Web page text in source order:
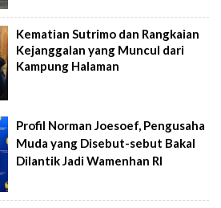
Kematian Sutrimo dan Rangkaian
Kejanggalan yang Muncul dari
Kampung Halaman
Profil Norman Joesoef, Pengusaha
Muda yang Disebut-sebut Bakal
Dilantik Jadi Wamenhan RI